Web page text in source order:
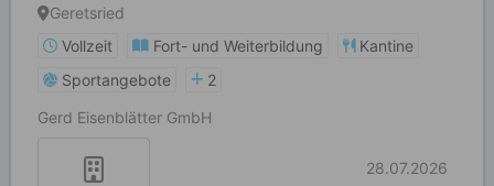
Geretsried
Vollzeit
Fort- und Weiterbildung
Kantine
Sportangebote
2
Gerd Eisenblätter GmbH
28.07.2026